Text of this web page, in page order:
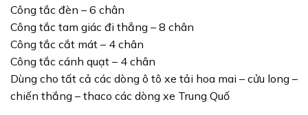
Công tắc đèn – 6 chân
Công tắc tam giác đi thẳng – 8 chân
Công tắc cắt mát – 4 chân
Công tắc cánh quạt – 4 chân
Dùng cho tất cả các dòng ô tô xe tải hoa mai – cửu long –
chiến thắng – thaco các dòng xe Trung Quố